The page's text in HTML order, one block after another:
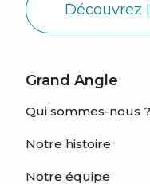
Découvrez
Grand Angle
Qui sommes-nous ?
Notre histoire
Notre équipe